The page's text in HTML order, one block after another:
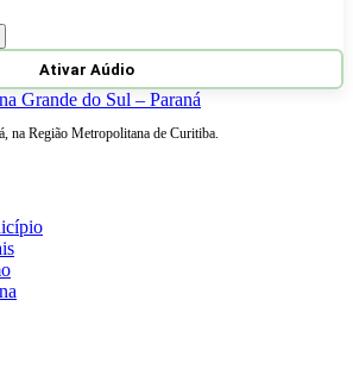
Ativar Aúdio
na Região Metropolitana de Curitiba.